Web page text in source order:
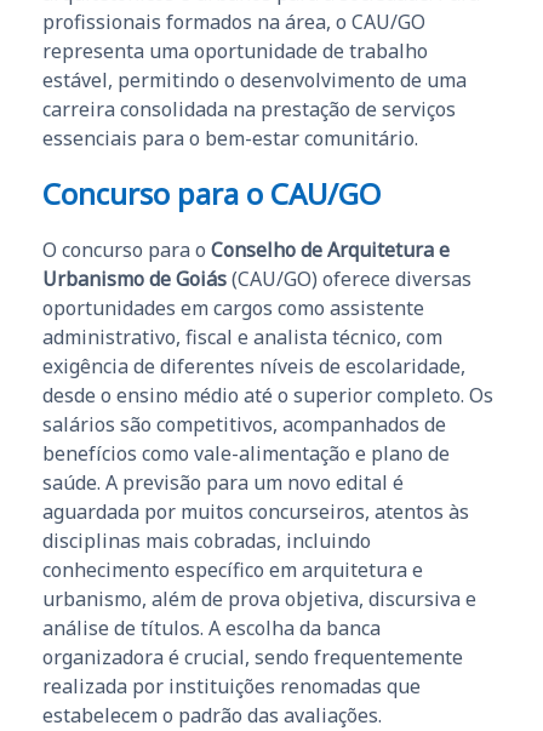
profissionais formados na área, o CAU/GO
representa uma oportunidade de trabalho
estável, permitindo o desenvolvimento de uma
carreira consolidada na prestação de serviços
essenciais para o bem-estar comunitário.
Concurso para o CAU/GO
O concurso para o Conselho de Arquitetura e
Urbanismo de Goiás(CAU/GO) oferece diversas
oportunidades em cargos como assistente
administrativo, fiscal e analista técnico, com
exigência de diferentes níveis de escolaridade,
desde o ensino médio até o superior completo. Os
salários são competitivos, acompanhados de
benefícios como vale-alimentação e plano de
saúde. A previsão para um novo edital é
aguardada por muitos concurseiros, atentos às
disciplinas mais cobradas, incluindo
conhecimento específico em arquitetura e
urbanismo, além de prova objetiva, discursiva e
análise de títulos. A escolha da banca
organizadora é crucial, sendo frequentemente
realizada por instituições renomadas que
estabelecem o padrão das avaliações.